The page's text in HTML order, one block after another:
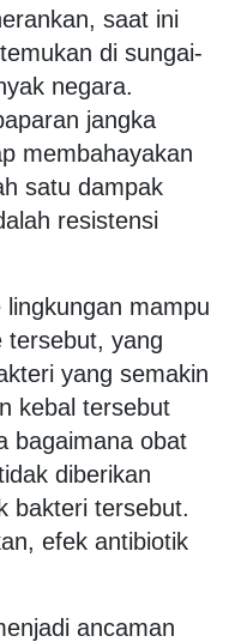
saat ini
di sungai-
negara.
jangka
membahayakan
satu dampak
resistensi
mampu
tersebut, yang
yang semakin
kebal tersebut
bagaimana obat
diberikan
bakteri tersebut.
efek antibiotik
ancaman